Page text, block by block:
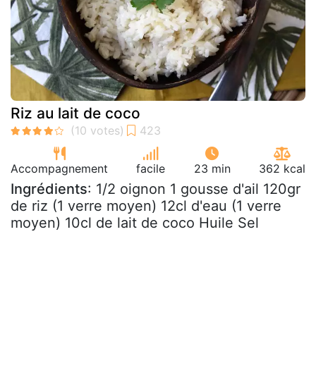
Riz au lait de coco
Accompagnement facile 23 min 362 kcal
Ingrédients: 1/2 oignon 1 gousse d'ail 120gr
de riz (1 verre moyen) 12cl d'eau (1 verre
moyen) 10cl de lait de coco Huile Sel